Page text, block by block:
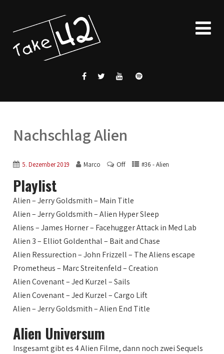
Nachschlag Alien
5. Dezember 2019 Marco Off #36 - Alien
Playlist
Alien – Jerry Goldsmith – Main Title
Alien – Jerry Goldsmith – Alien Hyper Sleep
Aliens – James Horner – Facehugger Attack in Med Lab
Alien 3 – Elliot Goldenthal – Bait and Chase
Alien Ressurection – John Frizzell – The Aliens escape
Prometheus – Marc Streitenfeld – Creation
Alien Covenant – Jed Kurzel – Sails
Alien Covenant – Jed Kurzel – Cargo Lift
Alien – Jerry Goldsmith – Alien End Title
Alien Universum
Insgesamt gibt es 4 Alien Filme, dann noch zwei Sequels